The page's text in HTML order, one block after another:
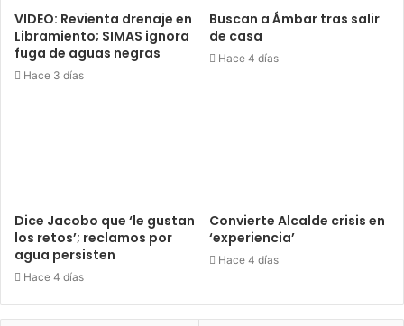
VIDEO: Revienta drenaje en
Libramiento; SIMAS ignora
fuga de aguas negras
Hace 3 días
Buscan a Ámbar tras salir
de casa
Hace 4 días
Dice Jacobo que ‘le gustan
los retos’; reclamos por
agua persisten
Hace 4 días
Convierte Alcalde crisis en
‘experiencia’
Hace 4 días